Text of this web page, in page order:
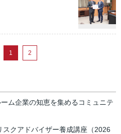
1 2
ム企業の知恵を集めるコミュニテ
スクアドバイザー養成講座（2026